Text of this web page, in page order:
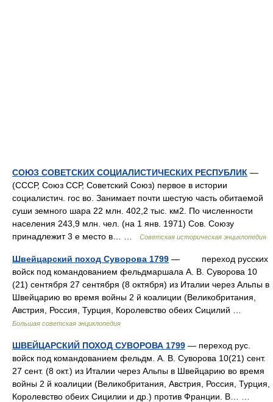
СОЮЗ СОВЕТСКИХ СОЦИАЛИСТИЧЕСКИХ РЕСПУБЛИК —
(СССР, Союз ССР, Советский Союз) первое в истории
социалистич. гос во. Занимает почти шестую часть обитаемой
суши земного шара 22 млн. 402,2 тыс. км2. По численности
населения 243,9 млн. чел. (на 1 янв. 1971) Сов. Союзу
принадлежит 3 е место в… …
Советская историческая энциклопедия
Швейцарский поход Суворова 1799 — переход русских
войск под командованием фельдмаршала А. В. Суворова 10
(21) сентября 27 сентября (8 октября) из Италии через Альпы в
Швейцарию во время войны 2 й коалиции (Великобритания,
Австрия, Россия, Турция, Королевство обеих Сицилий …
Большая советская энциклопедия
ШВЕЙЦАРСКИЙ ПОХОД СУВОРОВА 1799 — переход рус.
войск под командованием фельдм. А. В. Суворова 10(21) сент.
27 сент. (8 окт.) из Италии через Альпы в Швейцарию во время
войны 2 й коалиции (Великобритания, Австрия, Россия, Турция,
Королевство обеих Сицилии и др.) против Франции. В… …